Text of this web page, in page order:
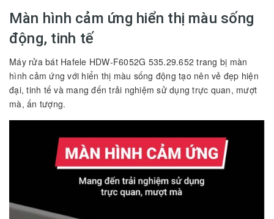
Màn hình cảm ứng hiển thị màu sống
động, tinh tế
Máy rửa bát Hafele HDW-F6052G 535.29.652 trang bị màn
hình cảm ứng với hiển thị màu sống động tạo nên vẻ đẹp hiện
đại, tinh tế và mang đến trải nghiệm sử dụng trực quan, mượt
mà, ấn tượng.